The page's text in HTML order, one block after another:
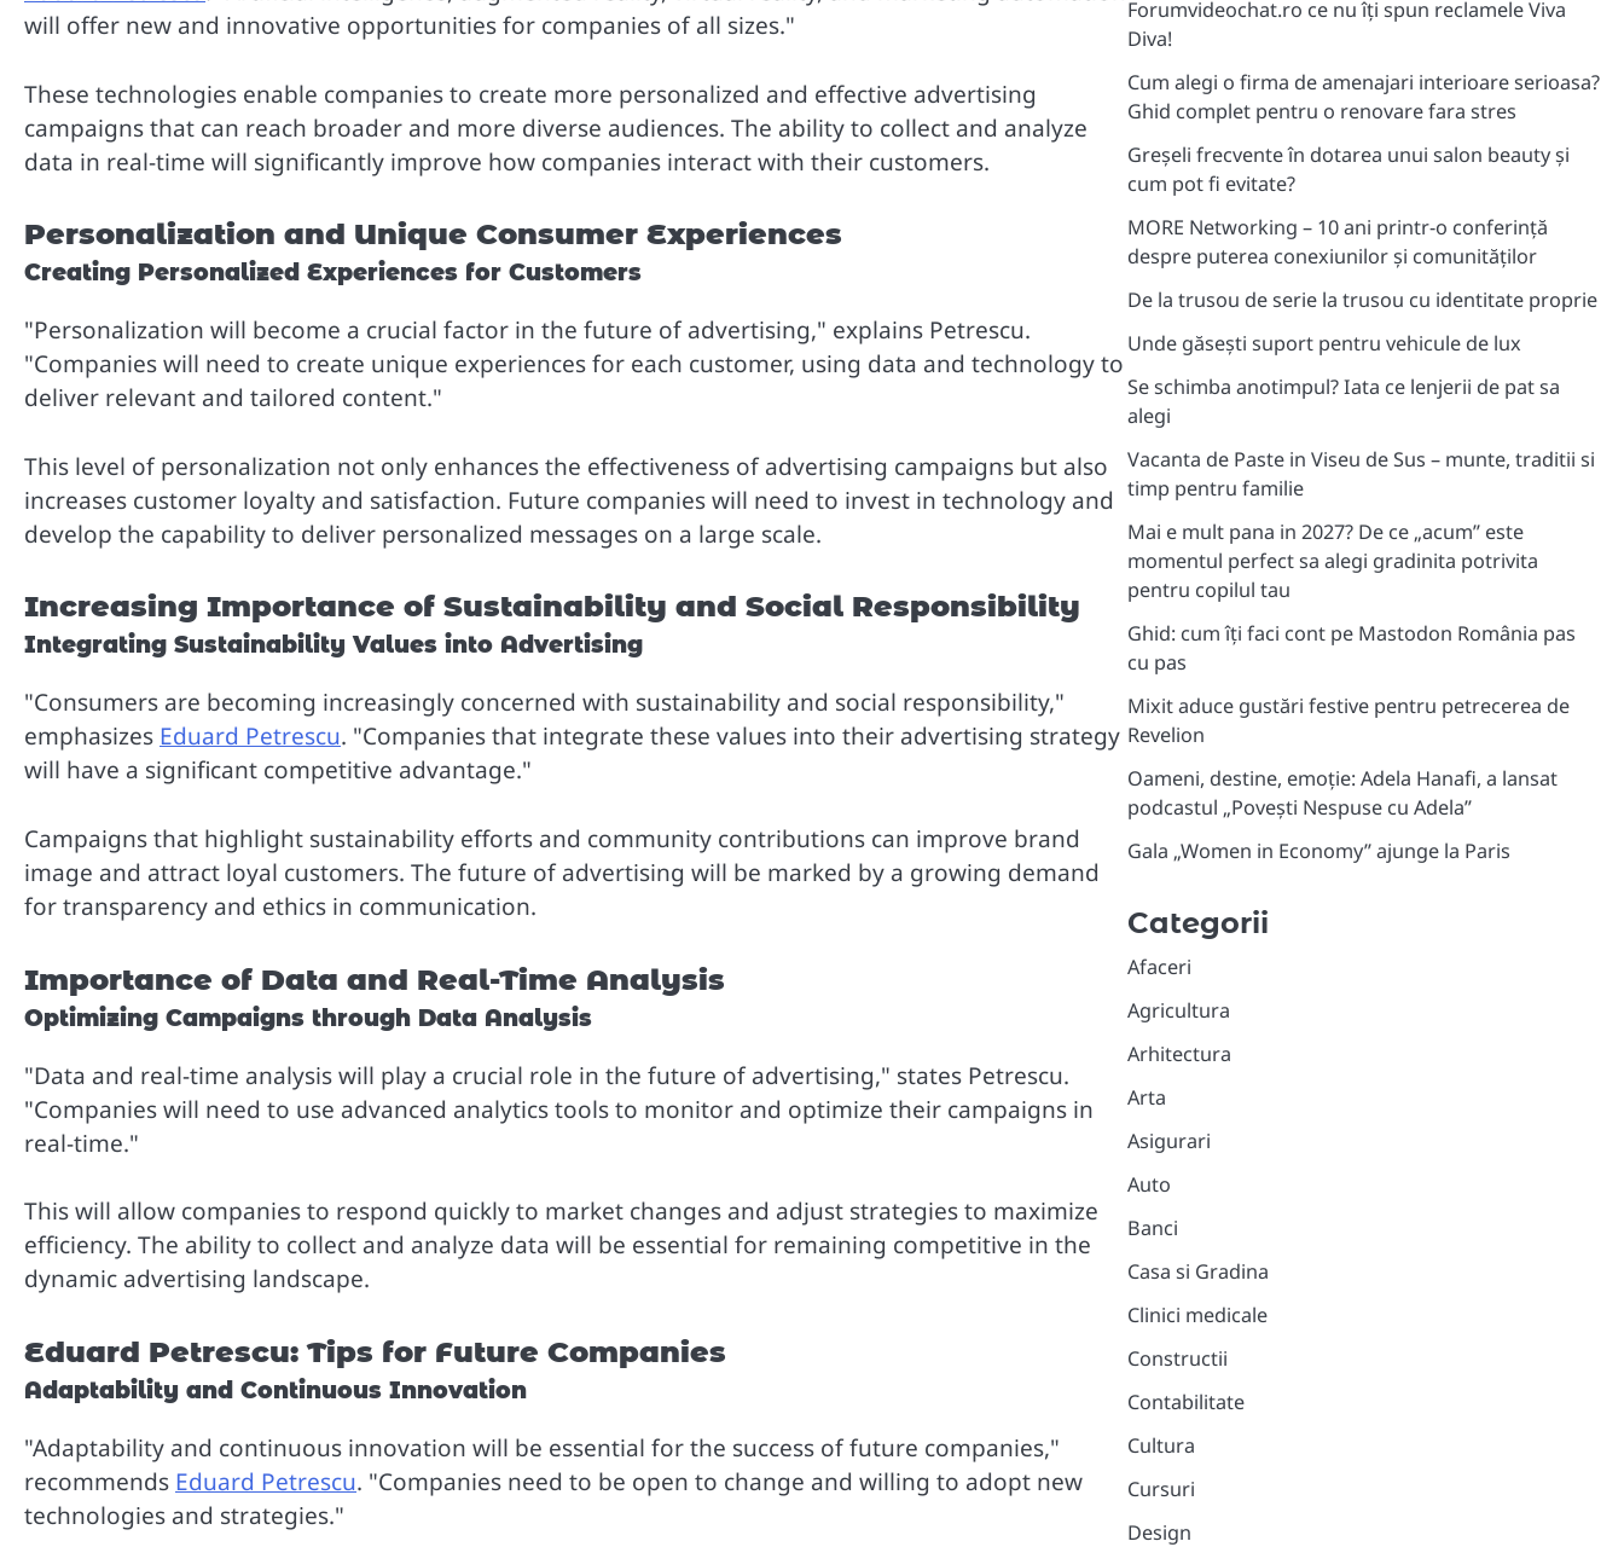
will offer new and innovative opportunities for companies of all sizes."
These technologies enable companies to create more personalized and effective advertising
campaigns that can reach broader and more diverse audiences. The ability to collect and analyze
data in real-time will significantly improve how companies interact with their customers.
Personalization and Unique Consumer Experiences
Creating Personalized Experiences for Customers
"Personalization will become a crucial factor in the future of advertising," explains Petrescu.
"Companies will need to create unique experiences for each customer, using data and technology to
deliver relevant and tailored content."
This level of personalization not only enhances the effectiveness of advertising campaigns but also
increases customer loyalty and satisfaction. Future companies will need to invest in technology and
develop the capability to deliver personalized messages on a large scale.
Increasing Importance of Sustainability and Social Responsibility
Integrating Sustainability Values into Advertising
"Consumers are becoming increasingly concerned with sustainability and social responsibility,"
emphasizes Eduard Petrescu. "Companies that integrate these values into their advertising strategy
will have a significant competitive advantage."
Campaigns that highlight sustainability efforts and community contributions can improve brand
image and attract loyal customers. The future of advertising will be marked by a growing demand
for transparency and ethics in communication.
Importance of Data and Real-Time Analysis
Optimizing Campaigns through Data Analysis
"Data and real-time analysis will play a crucial role in the future of advertising," states Petrescu.
"Companies will need to use advanced analytics tools to monitor and optimize their campaigns in
real-time."
This will allow companies to respond quickly to market changes and adjust strategies to maximize
efficiency. The ability to collect and analyze data will be essential for remaining competitive in the
dynamic advertising landscape.
Eduard Petrescu: Tips for Future Companies
Adaptability and Continuous Innovation
"Adaptability and continuous innovation will be essential for the success of future companies,"
recommends Eduard Petrescu. "Companies need to be open to change and willing to adopt new
technologies and strategies."
Forumvideochat.ro ce nu îți spun reclamele Viva
Diva!
Cum alegi o firma de amenajari interioare serioasa?
Ghid complet pentru o renovare fara stres
Greșeli frecvente în dotarea unui salon beauty și
cum pot fi evitate?
MORE Networking – 10 ani printr-o conferință
despre puterea conexiunilor și comunităților
De la trusou de serie la trusou cu identitate proprie
Unde găsești suport pentru vehicule de lux
Se schimba anotimpul? Iata ce lenjerii de pat sa
alegi
Vacanta de Paste in Viseu de Sus – munte, traditii si
timp pentru familie
Mai e mult pana in 2027? De ce „acum” este
momentul perfect sa alegi gradinita potrivita
pentru copilul tau
Ghid: cum îți faci cont pe Mastodon România pas
cu pas
Mixit aduce gustări festive pentru petrecerea de
Revelion
Oameni, destine, emoție: Adela Hanafi, a lansat
podcastul „Povești Nespuse cu Adela”
Gala „Women in Economy” ajunge la Paris
Categorii
Afaceri
Agricultura
Arhitectura
Arta
Asigurari
Auto
Banci
Casa si Gradina
Clinici medicale
Constructii
Contabilitate
Cultura
Cursuri
Design